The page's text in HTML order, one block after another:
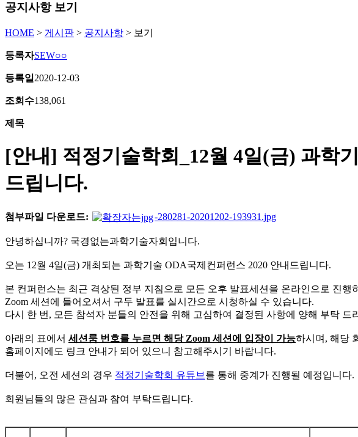
공지사항 보기
HOME > 게시판 > 공지사항 > 보기
등록자SEW○○
등록일 2020-12-03
조회수138,061
제목
[안내] 적정기술학회_12월 4일(금) 과학
드립니다.
첨부파일 다운로드: -280281-20201202-193931.jpg
안녕하십니까? 국경없는과학기술자회입니다.
오는 12월 4일(금) 개최되는 과학기술 ODA국제컨퍼런스 2020 안내드립니다.
본 컨퍼런스는 최근 격상된 정부 지침으로 모든 오후 발표세션을 온라인으로 진행
Zoom 세션에 들어오셔서 구두 발표를 실시간으로 시청하실 수 있습니다.
다시 한 번, 모든 참석자 분들의 안전을 위해 고심하여 결정된 사항에 양해 부탁 드
아래의 표에서 세션룸 번호를 누르면 해당 Zoom 세션에 입장이 가능하시며, 해당
홈페이지에도 링크 안내가 되어 있으니 참고해주시기 바랍니다.
더불어, 오전 세션의 경우 적정기술학회 유튜브 를 통해 중계가 진행될 예정입니다.
회원님들의 많은 관심과 참여 부탁드립니다.